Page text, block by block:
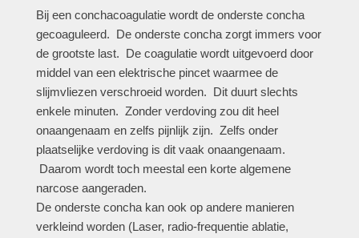
Bij een conchacoagulatie wordt de onderste concha
gecoaguleerd. De onderste concha zorgt immers voor
de grootste last. De coagulatie wordt uitgevoerd door
middel van een elektrische pincet waarmee de
slijmvliezen verschroeid worden. Dit duurt slechts
enkele minuten. Zonder verdoving zou dit heel
onaangenaam en zelfs pijnlijk zijn. Zelfs onder
plaatselijke verdoving is dit vaak onaangenaam.
Daarom wordt toch meestal een korte algemene
narcose aangeraden.
De onderste concha kan ook op andere manieren
verkleind worden (Laser, radio-frequentie ablatie,